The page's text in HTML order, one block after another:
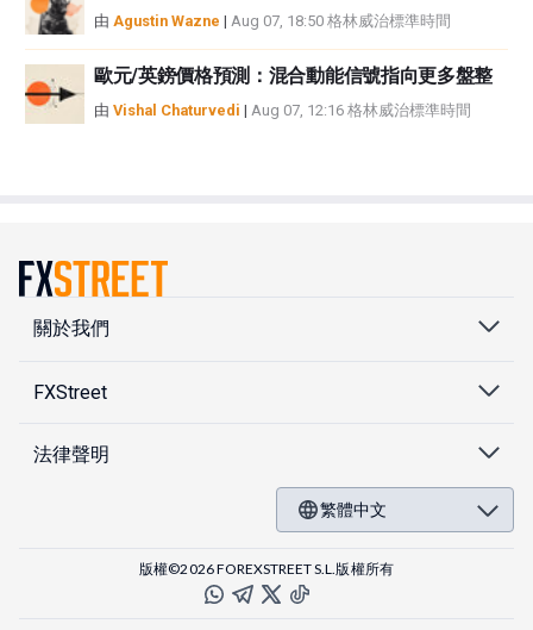
由 Agustin Wazne | Aug 07, 18:50 格林威治標準時間
歐元/英鎊價格預測：混合動能信號指向更多盤整
由 Vishal Chaturvedi | Aug 07, 12:16 格林威治標準時間
關於我們
FXStreet
法律聲明
繁體中文
版權©2026 FOREXSTREET S.L.版權所有